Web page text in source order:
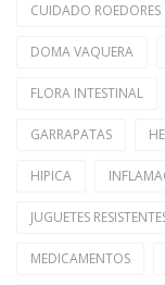
CUIDADO ROEDORES
DOMA VAQUERA
FLORA INTESTINAL
GARRAPATAS
HIPICA
JUGUETES
MEDICAMENTOS